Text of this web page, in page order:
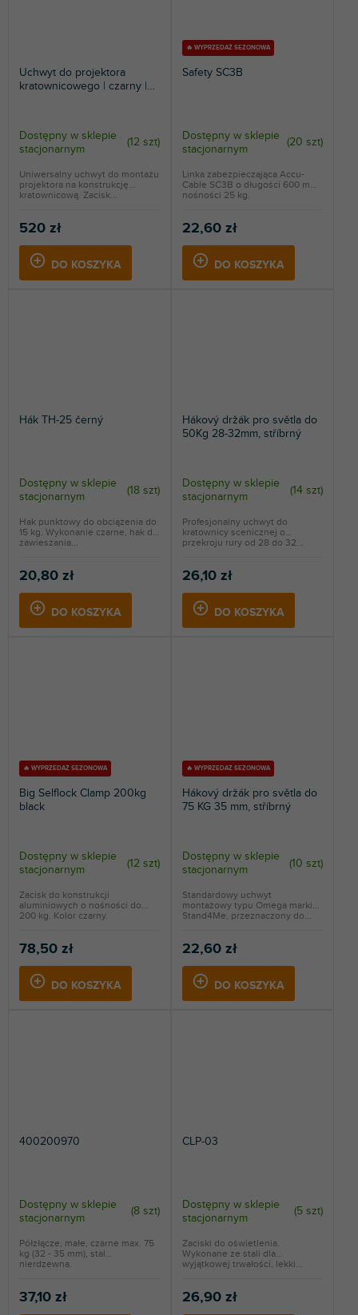
Uchwyt do projektora
kratownicowego | czarny |
Dostępny w sklepie
stacjonarnym
(12 szt)
520 zł
DO KOSZYKA
Uniwersalny uchwyt do montażu
projektora na konstrukcję
kratownicową. Zacisk...
🔥 WYPRZEDAŻ SEZONOWA
Safety SC3B
Dostępny w sklepie
stacjonarnym
(20 szt)
22,60 zł
DO KOSZYKA
Linka zabezpieczająca Accu-
Cable SC3B o długości 600 mm i
nośności 25 kg.
Hák TH-25 černý
Dostępny w sklepie
stacjonarnym
(18 szt)
20,80 zł
DO KOSZYKA
Hak punktowy do obciążenia do
15 kg. Wykonanie czarne, hak do
zawieszania...
Hákový držák pro světla do
50Kg 28-32mm, stříbrný
Dostępny w sklepie
stacjonarnym
(14 szt)
26,10 zł
DO KOSZYKA
Profesjonalny uchwyt do
kratownicy scenicznej o
przekroju rury od 28 do 32...
🔥 WYPRZEDAŻ SEZONOWA
Big Selflock Clamp 200kg
black
Dostępny w sklepie
stacjonarnym
(12 szt)
78,50 zł
DO KOSZYKA
Zacisk do konstrukcji
aluminiowych o nośności do
200 kg. Kolor czarny.
🔥 WYPRZEDAŻ SEZONOWA
Hákový držák pro světla do
75 KG 35 mm, stříbrný
Dostępny w sklepie
stacjonarnym
(10 szt)
22,60 zł
DO KOSZYKA
Standardowy uchwyt
montażowy typu Omega marki
Stand4Me, przeznaczony do...
400200970
Dostępny w sklepie
stacjonarnym
(8 szt)
37,10 zł
Półzłącze, małe, czarne max. 75
kg (32 - 35 mm), stal
nierdzewna.
CLP-03
Dostępny w sklepie
stacjonarnym
(5 szt)
26,90 zł
Zaciski do oświetlenia.
Wykonane ze stali dla
wyjątkowej trwałości, lekki...